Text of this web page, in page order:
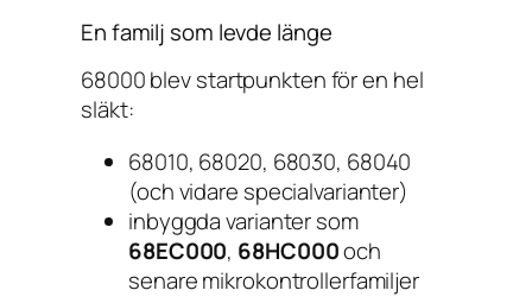
En familj som levde länge
68000 blev startpunkten för en hel
släkt:
68010, 68020, 68030, 68040
(och vidare specialvarianter)
inbyggda varianter som
68EC000, 68HC000och
senare mikrokontrollerfamiljer